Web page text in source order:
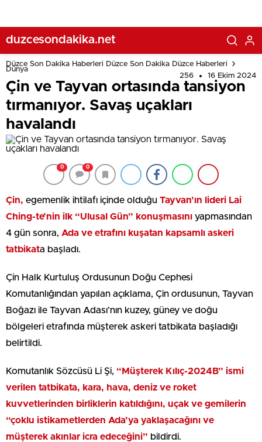
duzcesondakika.net
Düzce Son Dakika Haberleri Düzce Son Dakika Düzce Haberleri
Dünya
256
16 Ekim 2024
Çin ve Tayvan ortasında tansiyon
tırmanıyor. Savaş uçakları
havalandı
0 0
Çin, egemenlik ihtilafı içinde olduğu Tayvan’ın lideri Lai
Ching-te’nin ilk “Ulusal Gün” konuşmasını yapmasından
4 gün sonra, Ada ve etrafını kuşatan kapsamlı askeri
tatbikata başladı.
Çin Halk Kurtuluş Ordusunun Doğu Cephesi
Komutanlığından yapılan açıklama, Çin ordusunun, Tayvan
Boğazı ile Tayvan Adası’nın kuzey, güney ve doğu
bölgeleri etrafında müşterek askeri tatbikata başladığı
belirtildi.
Komutanlık Sözcüsü Li Şi, “Müşterek Kılıç-2024B” ismi
verilen tatbikata, kara, hava, deniz ve roket
kuvvetlerinden birliklerin katıldığını, uçak ve gemilerin
“çoklu istikametlerden Ada’ya yaklaşacağını ve
müşterek akınlar icra edeceğini” bildirdi.